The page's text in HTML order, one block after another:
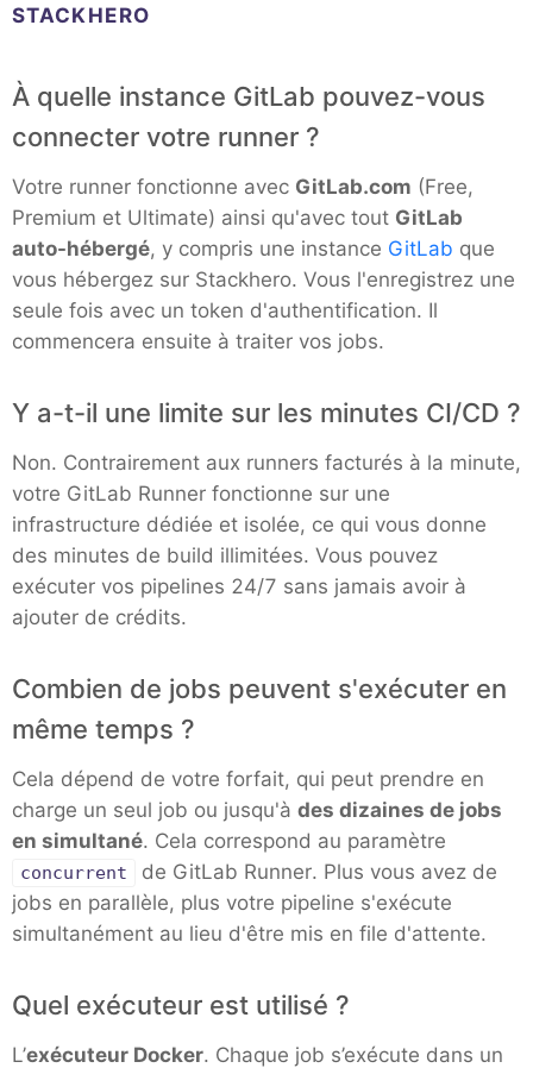
Docker
Elasticsearch
GitLab
GitLab Runner
Graylog
InfluxDB
Keycloak
Kubernetes Control Plane
Kubernetes Node
STACKHERO
À quelle instance GitLab pouvez-vous
connecter votre runner ?
Votre runner fonctionne avec GitLab.com (Free,
Premium et Ultimate) ainsi qu'avec tout GitLab
auto-hébergé, y compris une instance GitLab que
vous hébergez sur Stackhero. Vous l'enregistrez une
seule fois avec un token d'authentification. Il
commencera ensuite à traiter vos jobs.
Y a-t-il une limite sur les minutes CI/CD ?
Non. Contrairement aux runners facturés à la minute,
votre GitLab Runner fonctionne sur une
infrastructure dédiée et isolée, ce qui vous donne
des minutes de build illimitées. Vous pouvez
exécuter vos pipelines 24/7 sans jamais avoir à
ajouter de crédits.
Combien de jobs peuvent s'exécuter en
même temps ?
Cela dépend de votre forfait, qui peut prendre en
charge un seul job ou jusqu'à des dizaines de jobs
en simultané. Cela correspond au paramètre
concurrent
de GitLab Runner. Plus vous avez de
jobs en parallèle, plus votre pipeline s'exécute
simultanément au lieu d'être mis en file d'attente.
Quel exécuteur est utilisé ?
L’exécuteur Docker. Chaque job s’exécute dans un